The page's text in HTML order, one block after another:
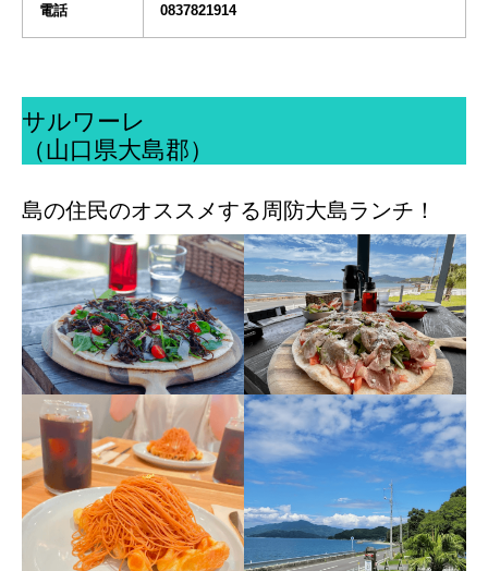
電話 0837821914
サルワーレ
（山口県大島郡）
島の住民のオススメする周防大島ランチ！